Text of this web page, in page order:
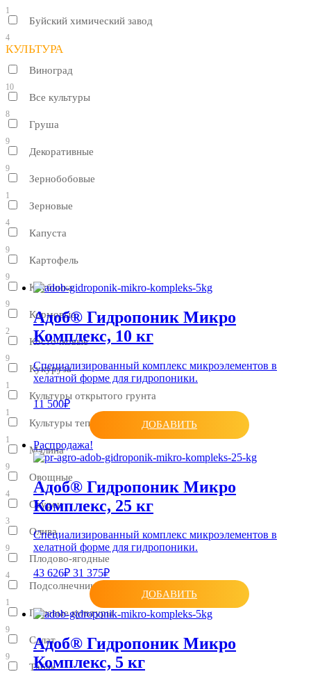
1
Буйский химический завод
4
КУЛЬТУРА
Виноград
10
Все культуры
8
Груша
9
Декоративные
9
Зернобобовые
1
Зерновые
4
Капуста
9
Картофель
9
Клубника
9
Кормовые
2
Косточковые
9
Кукуруза
1
Культуры открытого грунта
1
Культуры тепличные
1
Малина
9
Овощные
4
Огурец
3
Олива
9
Плодово-ягодные
4
Подсолнечник
1
Полевые культуры
9
Салат
9
Табак
Адоб® Гидропоник Микро
Комплекс, 10 кг
Специализированный комплекс микроэлементов в
хелатной форме для гидропоники.
11 500₽
ДОБАВИТЬ
Распродажа!
Адоб® Гидропоник Микро
Комплекс, 25 кг
Специализированный комплекс микроэлементов в
хелатной форме для гидропоники.
43 626₽ 31 375₽
ДОБАВИТЬ
Адоб® Гидропоник Микро
Комплекс, 5 кг